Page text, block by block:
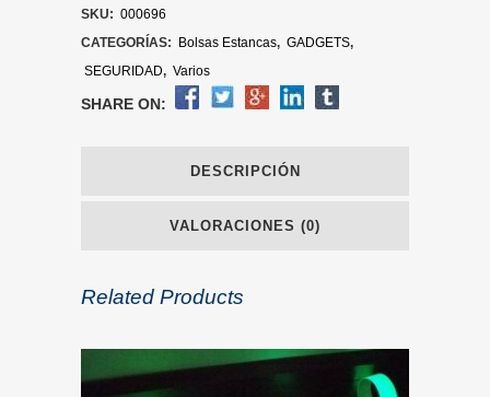
SKU: 000696
CATEGORÍAS:
Bolsas Estancas, GADGETS,
SEGURIDAD, Varios
SHARE ON:
DESCRIPCIÓN
VALORACIONES (0)
Related Products